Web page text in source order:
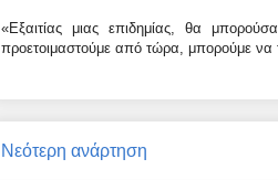
«Εξαιτίας μιας επιδημίας, θα
προετοιμαστούμε από τώρα, μπορούμε να
Νεότερη ανάρτηση